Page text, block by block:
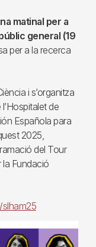
matinal per a
general (19
per a la recerca
i s’organitza
de
Española para
2025,
del Tour
la Fundació
slham25